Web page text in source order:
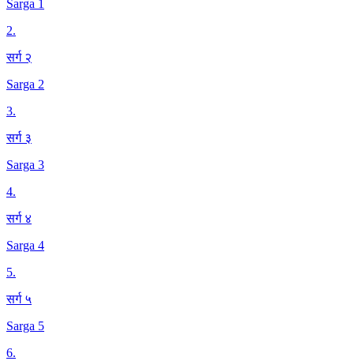
Sarga 1
2.
सर्ग २
Sarga 2
3.
सर्ग ३
Sarga 3
4.
सर्ग ४
Sarga 4
5.
सर्ग ५
Sarga 5
6.